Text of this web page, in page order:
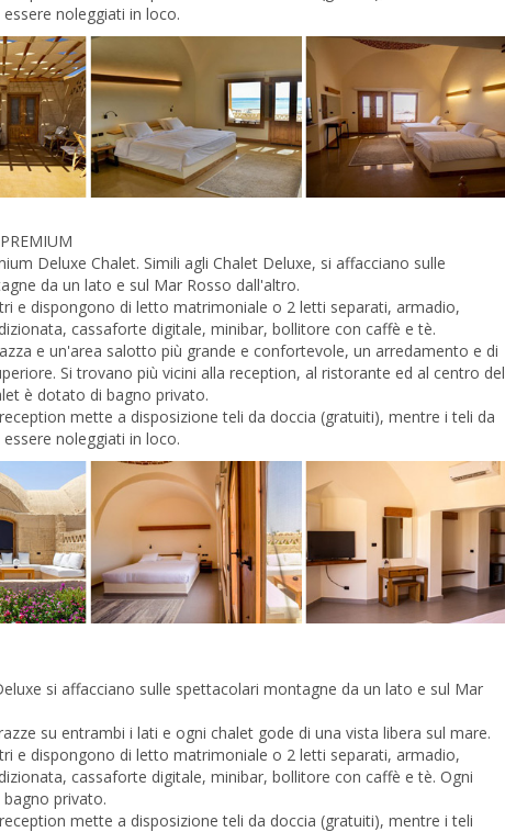
noleggiati in loco.
Deluxe Chalet. Simili agli Chalet Deluxe, si affacciano sulle
da un lato e sul Mar Rosso dall'altro.
e dispongono di letto matrimoniale o 2 letti separati, armadio,
cassaforte digitale, minibar, bollitore con caffè e tè.
e un'area salotto più grande e confortevole, un arredamento e di
Si trovano più vicini alla reception, al ristorante ed al centro del
è dotato di bagno privato.
mette a disposizione teli da doccia (gratuiti), mentre i teli da
noleggiati in loco.
si affacciano sulle spettacolari montagne da un lato e sul Mar
su entrambi i lati e ogni chalet gode di una vista libera sul mare.
e dispongono di letto matrimoniale o 2 letti separati, armadio,
cassaforte digitale, minibar, bollitore con caffè e tè. Ogni
privato.
mette a disposizione teli da doccia (gratuiti), mentre i teli